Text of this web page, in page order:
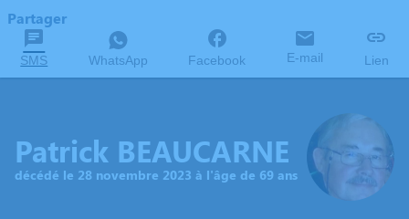
Partager
SMS WhatsApp Facebook E-mail Lien
Patrick BEAUCARNE
décédé le 28 novembre 2023 à l'âge de 69 ans